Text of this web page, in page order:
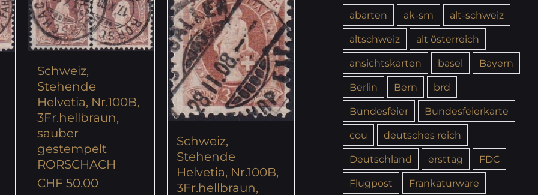
Schweiz,
Stehende
Helvetia, Nr.100B,
3Fr.hellbraun,
sauber
gestempelt
RORSCHACH
CHF 50.00
Schweiz,
Stehende
Helvetia, Nr.100B,
3Fr.hellbraun,
abarten ak-sm
alt-schweiz
altschweiz
alt österreich
ansichtskarten
basel
Bayern
Berlin
Bern
brd
Bundesfeier
Bundesfeierkarte
cou
deutsches reich
Deutschland
ersttag
FDC
Flugpost
Frankaturware